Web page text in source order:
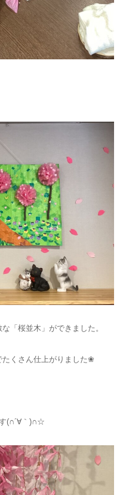
「桜並木」ができました。
くさん仕上がりました❀
(∩´∀｀)∩☆